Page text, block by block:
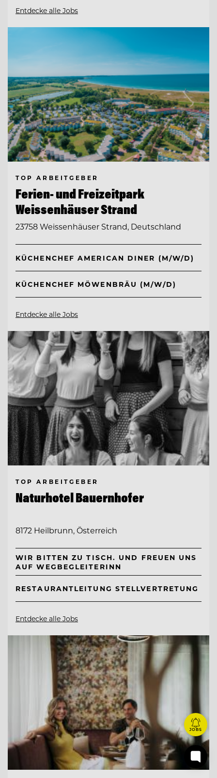
Entdecke alle Jobs
TOP ARBEITGEBER
Ferien- und Freizeitpark
Weissenhäuser Strand
23758 Weissenhäuser Strand, Deutschland
KÜCHENCHEF AMERICAN DINER (M/W/D)
KÜCHENCHEF MÖWENBRÄU (M/W/D)
Entdecke alle Jobs
TOP ARBEITGEBER
Naturhotel Bauernhofer
8172 Heilbrunn, Österreich
WIR BITTEN ZU TISCH. UND FREUEN UNS
AUF WEGBEGLEITERINN
RESTAURANTLEITUNG STELLVERTRETUNG
Entdecke alle Jobs
JOBS